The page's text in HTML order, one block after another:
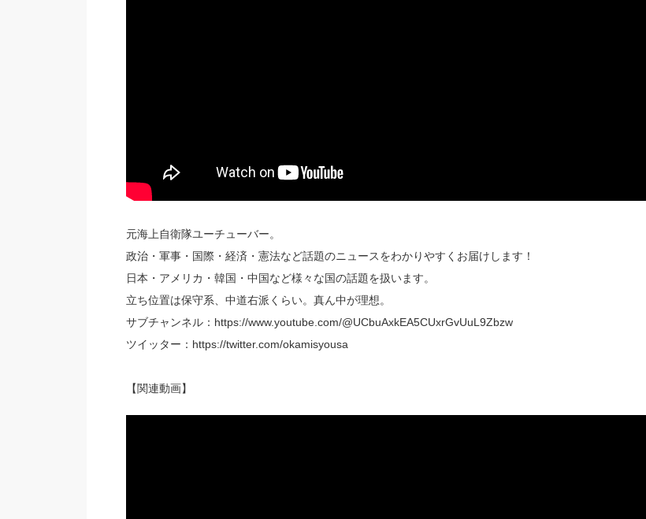
元海上自衛隊ユーチューバー。
政治・軍事・国際・経済・憲法など話題のニュースをわかりやすくお届けします！
日本・アメリカ・韓国・中国など様々な国の話題を扱います。
立ち位置は保守系、中道右派くらい。真ん中が理想。
サブチャンネル：https://www.youtube.com/@UCbuAxkEA5CUxrGvUuL9Zbzw
ツイッター：https://twitter.com/okamisyousa
【関連動画】